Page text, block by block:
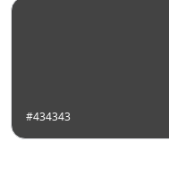
#434343